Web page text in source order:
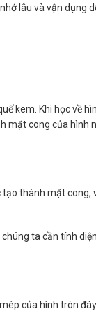
lâu và vận dụng
kem. Khi học về
mặt cong của hình
thành mặt cong,
chúng ta cần tính
của hình tròn